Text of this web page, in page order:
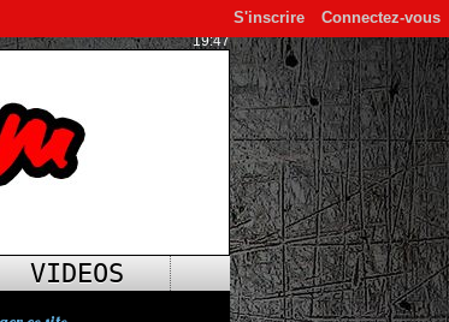
Connectez-vous
S'inscrire
19:47
VIDEOS